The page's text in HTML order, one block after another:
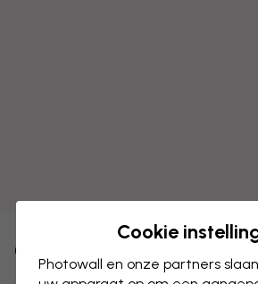
CANVAS
Cookie
Photowall en onze partners